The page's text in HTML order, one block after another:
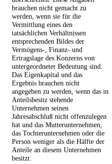
brauchen nicht gemacht zu
werden, wenn sie für die
Vermittlung eines den
tatsächlichen Verhältnissen
entsprechenden Bildes der
Vermögens-, Finanz- und
Ertragslage des Konzerns von
untergeordneter Bedeutung sind.
Das Eigenkapital und das
Ergebnis brauchen nicht
angegeben zu werden, wenn das in
Anteilsbesitz stehende
Unternehmen seinen
Jahresabschluß nicht offenzulegen
hat und das Mutterunternehmen,
das Tochterunternehmen oder die
Person weniger als die Hälfte der
Anteile an diesem Unternehmen
besitzt.